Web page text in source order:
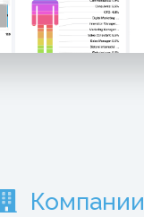
Компании